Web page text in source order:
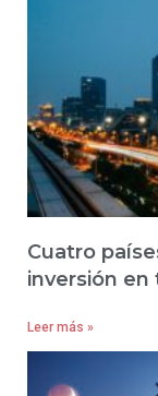
Cuatro
inversión en
Leer más »